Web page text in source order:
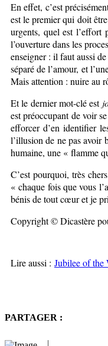
En effet, c’est
est le premier qui doit
urgents, quel est l’effort
l’ouverture dans les
enseigner : il faut aussi
séparé de l’amour, et
Mais attention : nuire au
Et le dernier mot-clé est
est préoccupant de voir
efforcer d’en identifier
l’illusion de ne pas avoir
humaine, une « flamme
C’est pourquoi, très
« chaque fois que vous
bénis de tout cœur et je
Copyright © Dicastère
Lire aussi : Jubilee of
PARTAGER :